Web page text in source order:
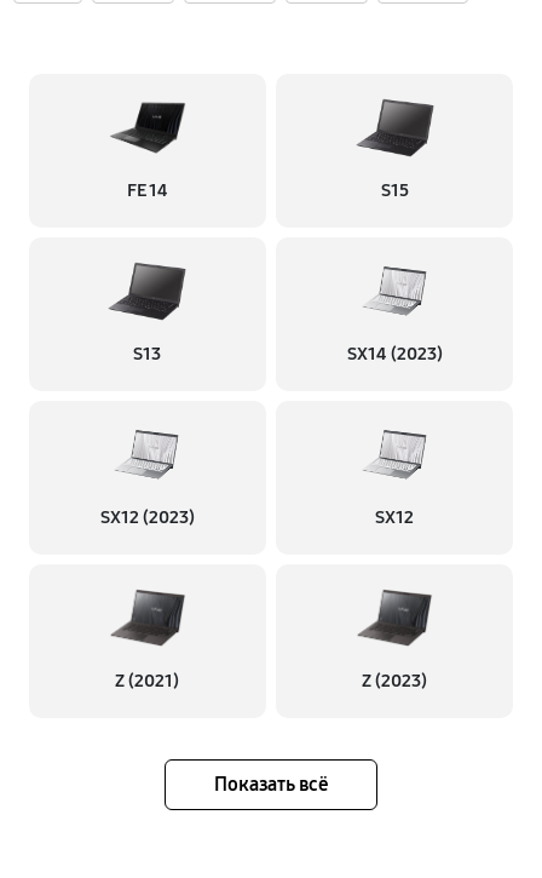
FE 14 S15
S13 SX14 (2023)
SX12 (2023) SX12
Z (2021) Z (2023)
Показать всё